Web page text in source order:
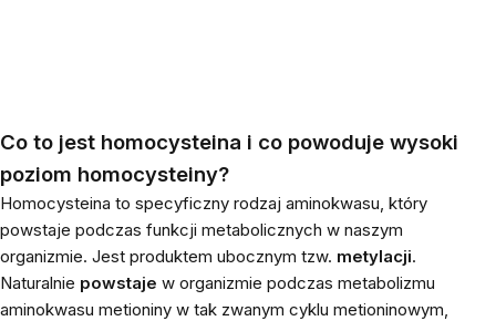
Co to jest homocysteina i co powoduje wysoki
poziom homocysteiny?
Homocysteina to specyficzny rodzaj aminokwasu, który
powstaje podczas funkcji metabolicznych w naszym
organizmie. Jest produktem ubocznym tzw. metylacji.
Naturalnie powstaje w organizmie podczas metabolizmu
aminokwasu metioniny w tak zwanym cyklu metioninowym,